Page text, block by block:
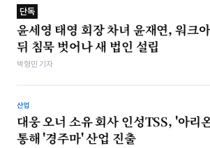
단독
윤세영 태영 회장 차녀 윤재연, 워크
뒤 침묵 벗어나 새 법인 설립
박형민 기자
산업
대웅 오너 소유 회사 인성TSS, '아리
통해 '경주마' 산업 진출